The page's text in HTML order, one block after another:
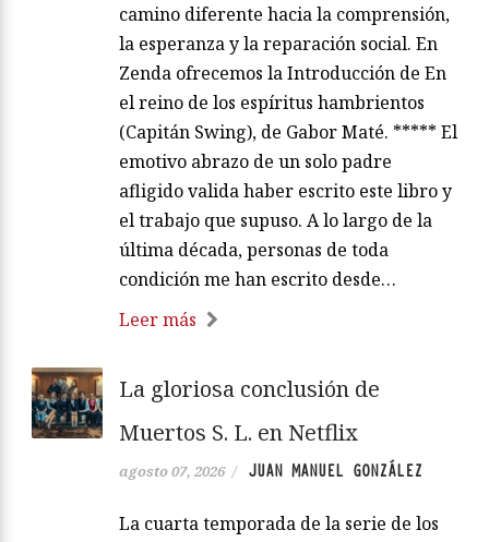
camino diferente hacia la comprensión,
la esperanza y la reparación social. En
Zenda ofrecemos la Introducción de En
el reino de los espíritus hambrientos
(Capitán Swing), de Gabor Maté. ***** El
emotivo abrazo de un solo padre
afligido valida haber escrito este libro y
el trabajo que supuso. A lo largo de la
última década, personas de toda
condición me han escrito desde…
Leer más
La gloriosa conclusión de
Muertos S. L. en Netflix
agosto 07, 2026 / JUAN MANUEL GONZÁLEZ
La cuarta temporada de la serie de los